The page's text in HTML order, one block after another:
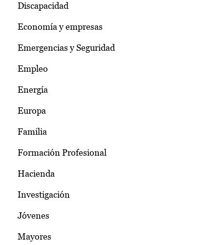
Discapacidad
Economía y empresas
Emergencias y Seguridad
Empleo
Energía
Europa
Familia
Formación Profesional
Hacienda
Investigación
Jóvenes
Mayores